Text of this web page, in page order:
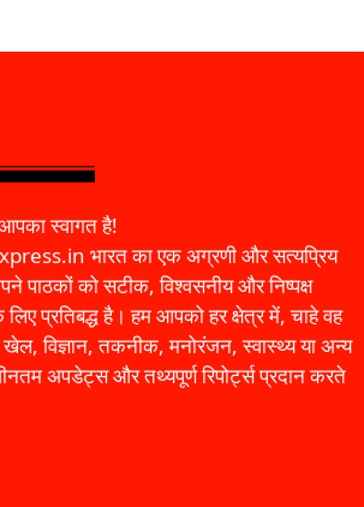
स्वागत है!
भारत का एक अग्रणी और सत्यप्रिय
पाठकों को सटीक, विश्वसनीय और निष्पक्ष
प्रतिबद्ध है। हम आपको हर क्षेत्र में, चाहे वह
खेल, विज्ञान, तकनीक, मनोरंजन, स्वास्थ्य या अन्य
अपडेट्स और तथ्यपूर्ण रिपोर्ट्स प्रदान करते